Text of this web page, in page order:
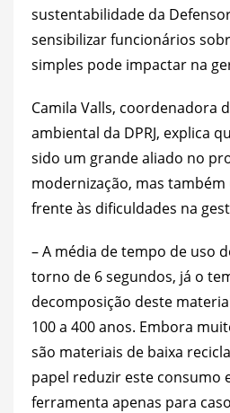
sustentabilidade da
sensibilizar funcionários
simples pode impactar na
Camila Valls, coordenadora
ambiental da DPRJ, explica
sido um grande aliado no
modernização, mas
frente às dificuldades na
– A média de tempo de uso
torno de 6 segundos, já o
decomposição deste
100 a 400 anos. Embora
são materiais de baixa
papel reduzir este consumo
ferramenta apenas para